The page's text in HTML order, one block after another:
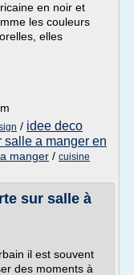
en noir et
les couleurs
elles
/ idee deco
salle a manger en
manger / cuisine
sur salle à
il est souvent
des moments à